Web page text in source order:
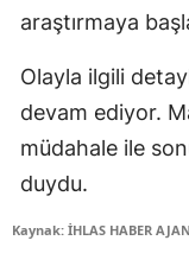
araştırmaya
Olayla ilgili
devam ediyor.
müdahale ile
duydu.
Kaynak: İHLAS HABER